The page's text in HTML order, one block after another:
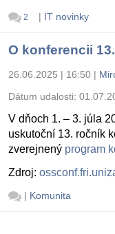
2 | IT novinky
O konferencii
26.06.2025 | 16:50 |
Dátum udalosti:
V dňoch 1. – 3. júla
uskutoční 13. ročník
zverejnený program
Zdroj:
| Komunita